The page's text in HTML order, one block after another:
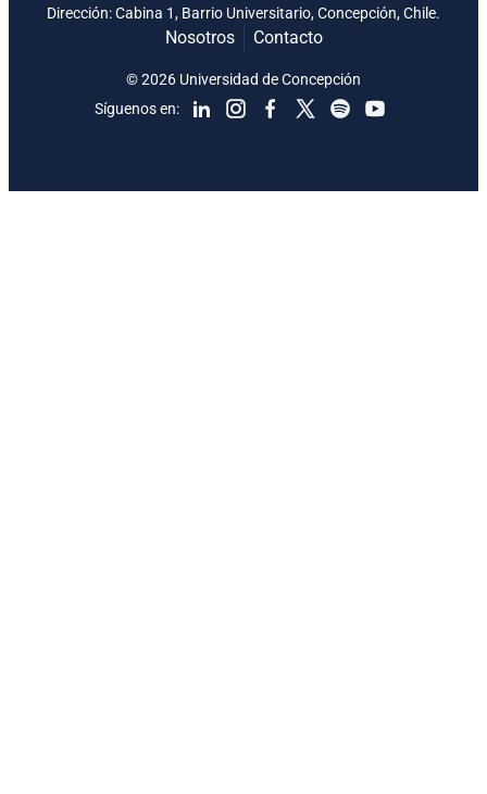
Dirección: Cabina 1, Barrio Universitario, Concepción, Chile.
Nosotros Contacto
Síguenos en:
© 2026 Universidad de Concepción